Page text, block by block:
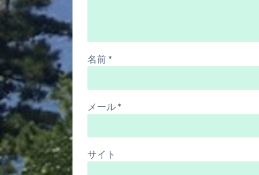
名前*
メール*
サイト